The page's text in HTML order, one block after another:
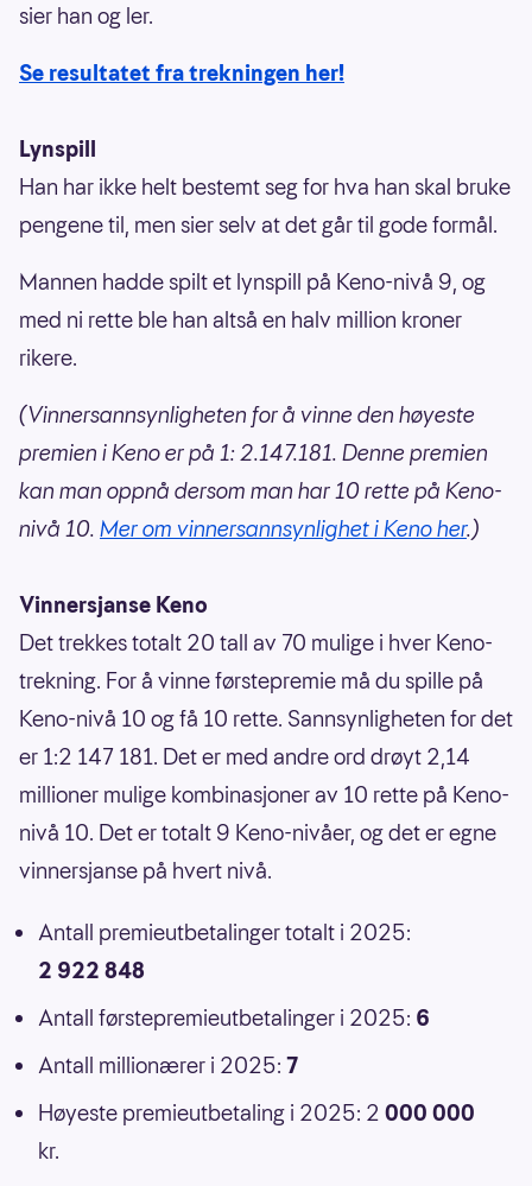
sier han og ler.
Se resultatet fra trekningen her!
Lynspill
Han har ikke helt bestemt seg for hva han skal bruke
pengene til, men sier selv at det går til gode formål.
Mannen hadde spilt et lynspill på Keno-nivå 9, og
med ni rette ble han altså en halv million kroner
rikere.
(Vinnersannsynligheten for å vinne den høyeste
premien i Keno er på 1: 2.147.181. Denne premien
kan man oppnå dersom man har 10 rette på Keno-
nivå 10. Mer om vinnersannsynlighet i Keno her.)
Vinnersjanse Keno
Det trekkes totalt 20 tall av 70 mulige i hver Keno-
trekning. For å vinne førstepremie må du spille på
Keno-nivå 10 og få 10 rette. Sannsynligheten for det
er 1:2 147 181. Det er med andre ord drøyt 2,14
millioner mulige kombinasjoner av 10 rette på Keno-
nivå 10. Det er totalt 9 Keno-nivåer, og det er egne
vinnersjanse på hvert nivå.
Antall premieutbetalinger totalt i 2025:
2 922 848
Antall førstepremieutbetalinger i 2025: 6
Antall millionærer i 2025: 7
Høyeste premieutbetaling i 2025: 2 000 000
kr.